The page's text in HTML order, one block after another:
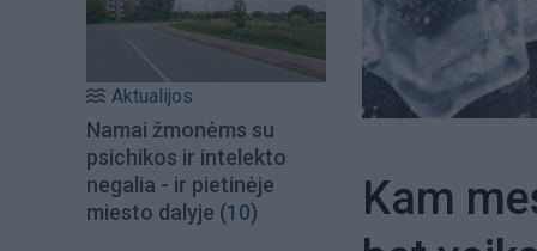
Aktualijos
Namai žmonėms su
psichikos ir intelekto
negalia - ir pietinėje
miesto dalyje (10)
Kam